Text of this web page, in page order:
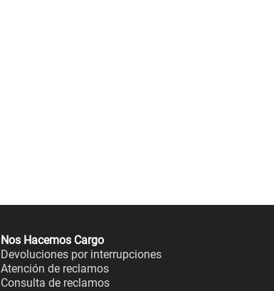
Nos Hacemos Cargo
Devoluciones por interrupciones
Atención de reclamos
Consulta de reclamos